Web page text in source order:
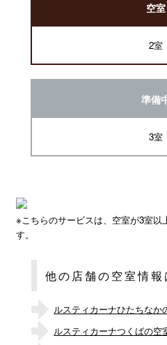
空室
2室
準備
3室
※こちらのサービスは、空室が3室以
す。
他の店舗の空室情報
ルスティカーナひたちなか
ルスティカーナつくばの空